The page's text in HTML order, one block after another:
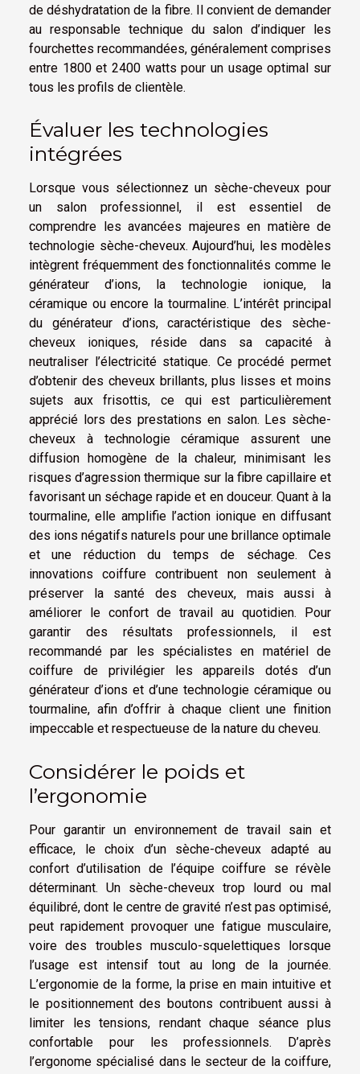
de déshydratation de la fibre. Il convient de demander
au responsable technique du salon d’indiquer les
fourchettes recommandées, généralement comprises
entre 1800 et 2400 watts pour un usage optimal sur
tous les profils de clientèle.
Évaluer les technologies
intégrées
Lorsque vous sélectionnez un sèche-cheveux pour
un salon professionnel, il est essentiel de
comprendre les avancées majeures en matière de
technologie sèche-cheveux. Aujourd’hui, les modèles
intègrent fréquemment des fonctionnalités comme le
générateur d’ions, la technologie ionique, la
céramique ou encore la tourmaline. L’intérêt principal
du générateur d’ions, caractéristique des sèche-
cheveux ioniques, réside dans sa capacité à
neutraliser l’électricité statique. Ce procédé permet
d’obtenir des cheveux brillants, plus lisses et moins
sujets aux frisottis, ce qui est particulièrement
apprécié lors des prestations en salon. Les sèche-
cheveux à technologie céramique assurent une
diffusion homogène de la chaleur, minimisant les
risques d’agression thermique sur la fibre capillaire et
favorisant un séchage rapide et en douceur. Quant à la
tourmaline, elle amplifie l’action ionique en diffusant
des ions négatifs naturels pour une brillance optimale
et une réduction du temps de séchage. Ces
innovations coiffure contribuent non seulement à
préserver la santé des cheveux, mais aussi à
améliorer le confort de travail au quotidien. Pour
garantir des résultats professionnels, il est
recommandé par les spécialistes en matériel de
coiffure de privilégier les appareils dotés d’un
générateur d’ions et d’une technologie céramique ou
tourmaline, afin d’offrir à chaque client une finition
impeccable et respectueuse de la nature du cheveu.
Considérer le poids et
l’ergonomie
Pour garantir un environnement de travail sain et
efficace, le choix d’un sèche-cheveux adapté au
confort d’utilisation de l’équipe coiffure se révèle
déterminant. Un sèche-cheveux trop lourd ou mal
équilibré, dont le centre de gravité n’est pas optimisé,
peut rapidement provoquer une fatigue musculaire,
voire des troubles musculo-squelettiques lorsque
l’usage est intensif tout au long de la journée.
L’ergonomie de la forme, la prise en main intuitive et
le positionnement des boutons contribuent aussi à
limiter les tensions, rendant chaque séance plus
confortable pour les professionnels. D’après
l’ergonome spécialisé dans le secteur de la coiffure,